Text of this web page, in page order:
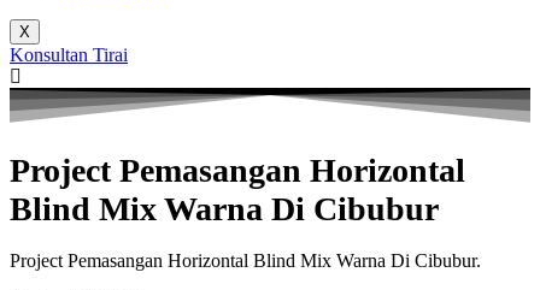
X
Konsultan Tirai
Project Pemasangan Horizontal
Blind Mix Warna Di Cibubur
Project Pemasangan Horizontal Blind Mix Warna Di Cibubur.